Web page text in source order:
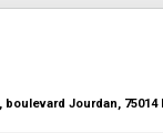
Jourdan, 75014